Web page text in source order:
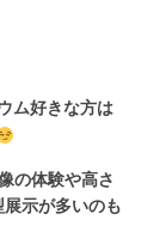
ム好きな方は
の体験や高さ
示が多いのも